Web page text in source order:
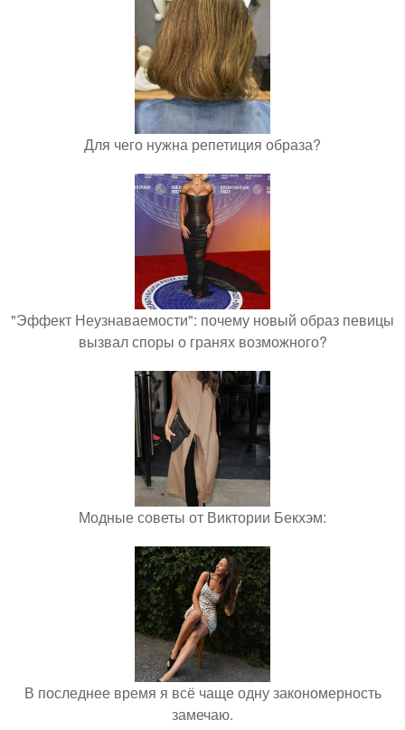
Для чего нужна репетиция образа?
"Эффект Неузнаваемости": почему новый образ певицы
вызвал споры о гранях возможного?
Модные советы от Виктории Бекхэм:
В последнее время я всё чаще одну закономерность
замечаю.